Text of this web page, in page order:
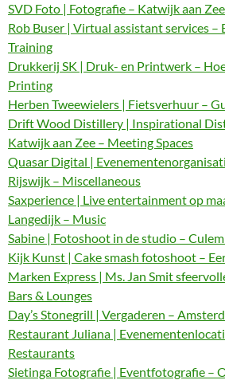
SVD Foto | Fotografie – Katwijk aan
Rob Buser | Virtual assistant services –
Training
Drukkerij SK | Druk- en Printwerk –
Printing
Herben Tweewielers | Fietsverhuur –
Drift Wood Distillery | Inspirational
Katwijk aan Zee – Meeting Spaces
Quasar Digital |
Rijswijk – Miscellaneous
Saxperience | Live entertainment op
Langedijk – Music
Sabine | Fotoshoot in de studio –
Kijk Kunst | Cake smash fotoshoot –
Marken Express | Ms. Jan Smit
Bars & Lounges
Day’s Stonegrill | Vergaderen –
Restaurant Juliana |
Restaurants
Sietinga Fotografie | Eventfotografie –